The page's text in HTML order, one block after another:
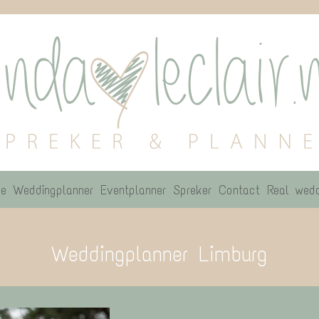
Weddingplanner Eventplanner Spreker Contact Real
Weddingplanner Limburg